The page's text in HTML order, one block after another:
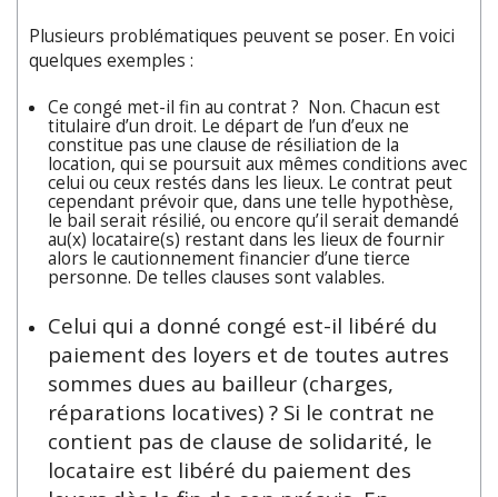
Plusieurs problématiques peuvent se poser. En voici
quelques exemples :
Ce congé met-il fin au contrat ? Non. Chacun est
titulaire d’un droit. Le départ de l’un d’eux ne
constitue pas une clause de résiliation de la
location, qui se poursuit aux mêmes conditions avec
celui ou ceux restés dans les lieux. Le contrat peut
cependant prévoir que, dans une telle hypothèse,
le bail serait résilié, ou encore qu’il serait demandé
au(x) locataire(s) restant dans les lieux de fournir
alors le cautionnement financier d’une tierce
personne. De telles clauses sont valables.
Celui qui a donné congé est-il libéré du
paiement des loyers et de toutes autres
sommes dues au bailleur (charges,
réparations locatives) ? Si le contrat ne
contient pas de clause de solidarité, le
locataire est libéré du paiement des